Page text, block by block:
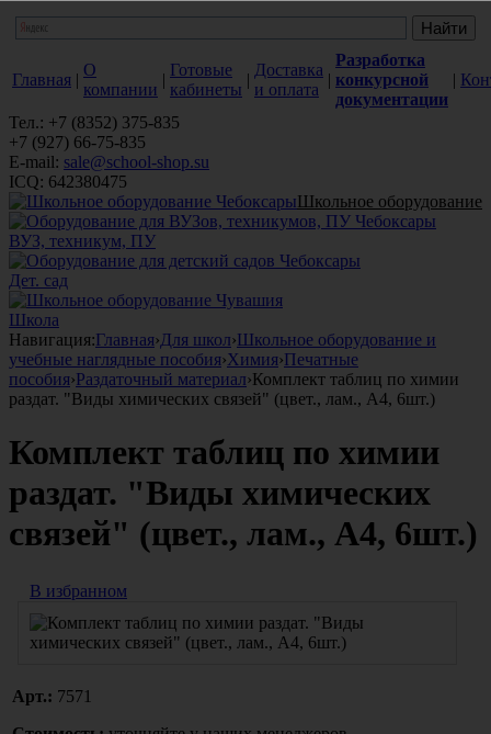
Главная |
О
компании
|
Готовые
кабинеты
|
Доставка
и оплата
|
Разработка
конкурсной
документации
|
Тел.: +7 (8352) 375-835
+7 (927) 66-75-835
E-mail: sale@school-shop.su
ICQ: 642380475
Школьное оборудование
ВУЗ, техникум, ПУ
Дет. сад
Школа
Навигация:Главная›Для школ›Школьное оборудование и
учебные наглядные пособия›Химия›Печатные
пособия›Раздаточный материал›Комплект таблиц по химии
раздат. "Виды химических связей" (цвет., лам., А4, 6шт.)
Комплект таблиц по химии
раздат. "Виды химических
связей" (цвет., лам., А4, 6шт.)
В избранном
Арт.: 7571